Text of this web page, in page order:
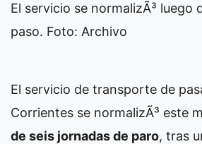
El servicio se normalizÃ³ luego
paso. Foto: Archivo
El servicio de transporte de
Corrientes se normalizÃ³ este
de seis jornadas de paro, tras